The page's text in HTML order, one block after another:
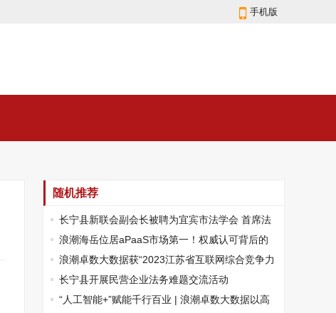
手机版
随机推荐
长宁县新联会副会长被聘为宜宾市法学会 首席法
律咨询专家
浪潮海岳位居aPaaS市场第一！权威认可背后的
技术底气
浪潮卓数大数据获“2023江苏省互联网综合竞争力
50强”
长宁县开展民营企业法务难题交流活动
“人工智能+”赋能千行百业 | 浪潮卓数大数据以高